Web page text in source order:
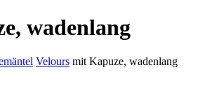
wadenlang
Velours mit Kapuze, wadenlang